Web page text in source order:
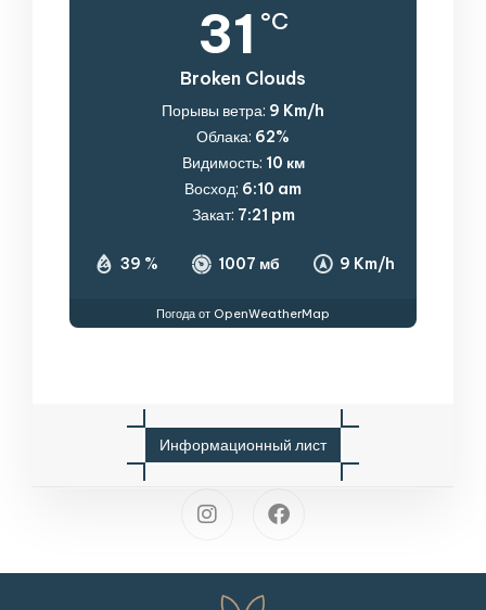
31 °C
Broken Clouds
39 % 1007 мб 9 Km/h
Порывы ветра: 9 Km/h
Облака: 62%
Видимость: 10 км
Восход: 6:10 am
Закат: 7:21 pm
Погода от OpenWeatherMap
Информационный лист